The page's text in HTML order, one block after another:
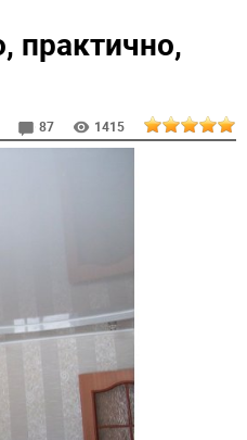
практично,
87 1415